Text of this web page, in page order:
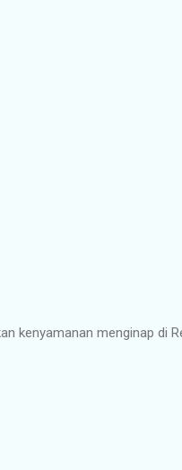
kenyamanan menginap di